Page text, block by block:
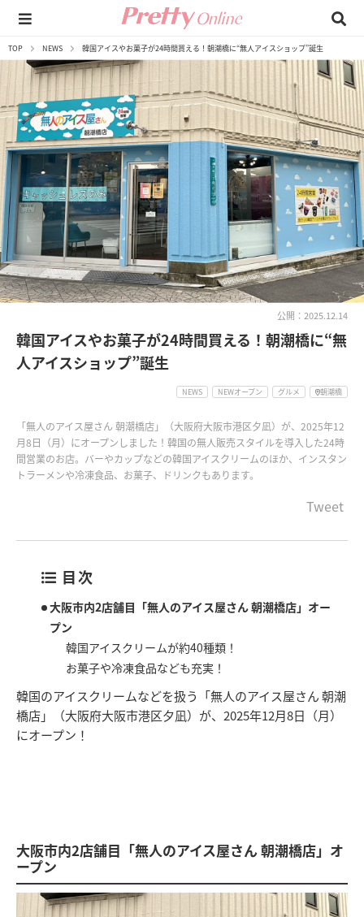
TOP NEWS 韓国アイスやお菓子が24時間買える！朝潮橋に“無人アイスショップ”誕生
公開：2025.12.14
韓国アイスやお菓子が24時間買える！朝潮橋に“無
人アイスショップ”誕生
NEWS NEWオープン グルメ 朝潮橋
「無人のアイス屋さん 朝潮橋店」（大阪府大阪市港区夕凪）が、2025年12
月8日（月）にオープンしました！韓国の無人販売スタイルを導入した24時
間営業のお店。バーやカップなどの韓国アイスクリームのほか、インスタン
トラーメンや冷凍食品、お菓子、ドリンクもあります。
Tweet
目次
大阪市内2店舗目「無人のアイス屋さん 朝潮橋店」オー
プン
韓国アイスクリームが約40種類！
お菓子や冷凍食品なども充実！
韓国のアイスクリームなどを扱う「無人のアイス屋さん 朝潮
橋店」（大阪府大阪市港区夕凪）が、2025年12月8日（月）
にオープン！
大阪市内2店舗目「無人のアイス屋さん 朝潮橋店」オ
ープン